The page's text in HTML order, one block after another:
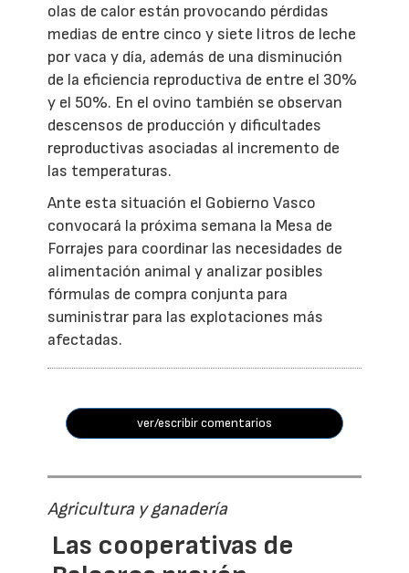
olas de calor están provocando pérdidas
medias de entre cinco y siete litros de leche
por vaca y día, además de una disminución
de la eficiencia reproductiva de entre el 30%
y el 50%. En el ovino también se observan
descensos de producción y dificultades
reproductivas asociadas al incremento de
las temperaturas.
Ante esta situación el Gobierno Vasco
convocará la próxima semana la Mesa de
Forrajes para coordinar las necesidades de
alimentación animal y analizar posibles
fórmulas de compra conjunta para
suministrar para las explotaciones más
afectadas.
ver/escribir comentarios
Agricultura y ganadería
Las cooperativas de